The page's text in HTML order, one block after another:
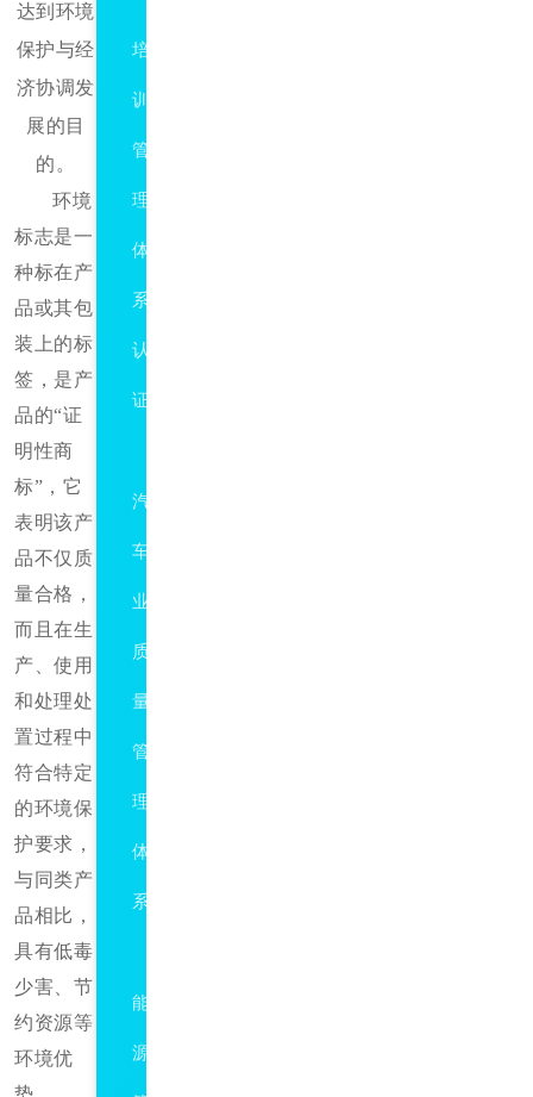
达到环境
保护与经
济协调发
展的目
的。
环境
标志是一
种标在产
品或其包
装上的标
签，是产
品的“证
明性商
标”，它
表明该产
品不仅质
量合格，
而且在生
产、使用
和处理处
置过程中
符合特定
的环境保
护要求，
与同类产
品相比，
具有低毒
少害、节
约资源等
环境优
培
训
管
理
体
系
认
证
汽
车
业
质
量
管
理
体
系
能
源